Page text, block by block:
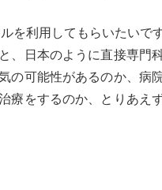
を利用してもらいたいで
、日本のように直接専門
の可能性があるのか、病
療をするのか、とりあえ